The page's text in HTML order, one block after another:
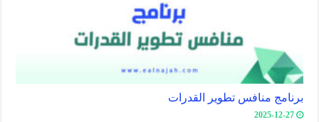
برنامج منافس تطوير القدرات
2025-12-27